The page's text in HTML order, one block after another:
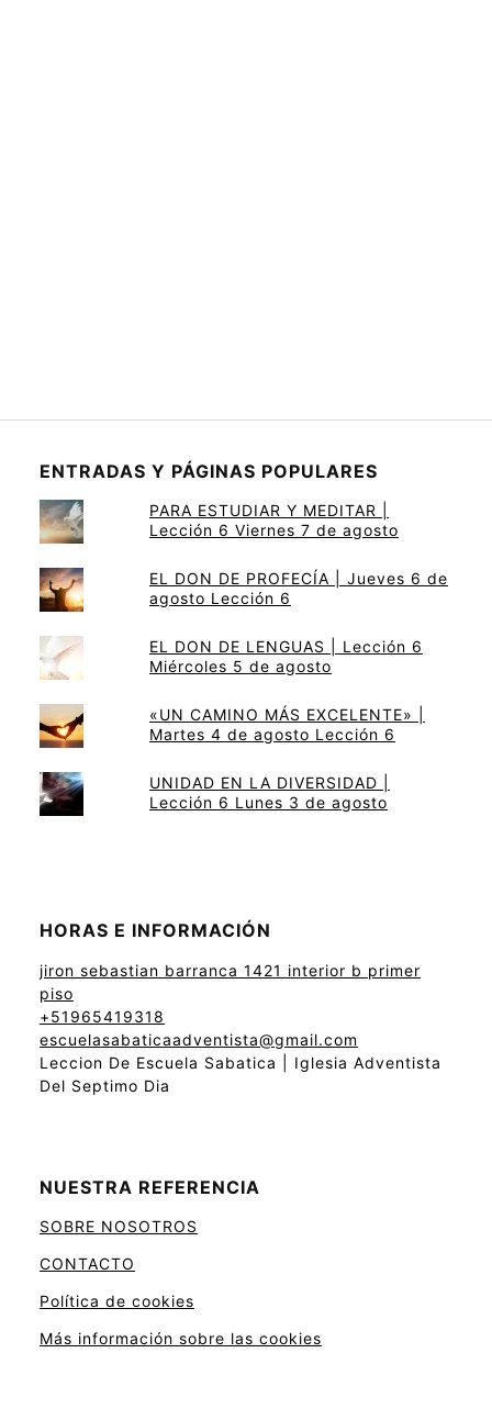
ENTRADAS Y PÁGINAS POPULARES
PARA ESTUDIAR Y MEDITAR |
Lección 6 Viernes 7 de agosto
EL DON DE PROFECÍA | Jueves 6 de
agosto Lección 6
EL DON DE LENGUAS | Lección 6
Miércoles 5 de agosto
«UN CAMINO MÁS EXCELENTE» |
Martes 4 de agosto Lección 6
UNIDAD EN LA DIVERSIDAD |
Lección 6 Lunes 3 de agosto
HORAS E INFORMACIÓN
jiron sebastian barranca 1421 interior b primer
piso
+51965419318
escuelasabaticaadventista@gmail.com
Leccion De Escuela Sabatica | Iglesia Adventista
Del Septimo Dia
NUESTRA REFERENCIA
SOBRE NOSOTROS
CONTACTO
Política de cookies
Más información sobre las cookies